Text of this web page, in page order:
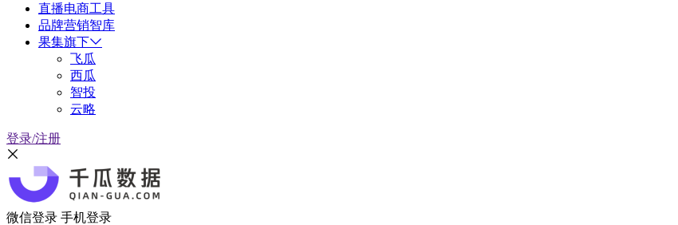
直播电商工具
品牌营销智库
果集旗下
飞瓜
西瓜
智投
云略
登录/注册
微信登录 手机登录